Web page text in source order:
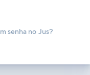
senha no Jus?